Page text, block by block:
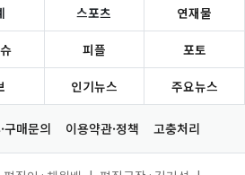
스포츠 연재물
피플 포토
인기뉴스 주요뉴스
구매문의 이용약관·정책 고충처리